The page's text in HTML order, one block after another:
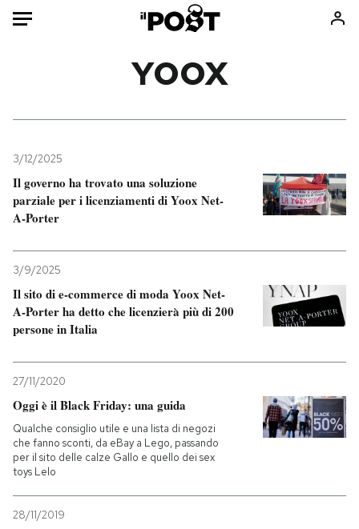
Mondo
Politica
Tecnologia
Internet
Scienza
Cultura
Economia
Sport
Consumismi
Storie/Idee
Media
Altrecose
Mondiali calcio 2026
PODCAST
NEWSLETTER
I MIEI PREFERITI
YOOX
3/12/2025
Il governo ha trovato una soluzione
parziale per i licenziamenti di Yoox Net-
A-Porter
3/9/2025
Il sito di e-commerce di moda Yoox Net-
A-Porter ha detto che licenzierà più di 200
persone in Italia
27/11/2020
Oggi è il Black Friday: una guida
Qualche consiglio utile e una lista di negozi
che fanno sconti, da eBay a Lego, passando
per il sito delle calze Gallo e quello dei sex
toys Lelo
28/11/2019